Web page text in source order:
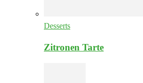
Desserts
Zitronen Tarte